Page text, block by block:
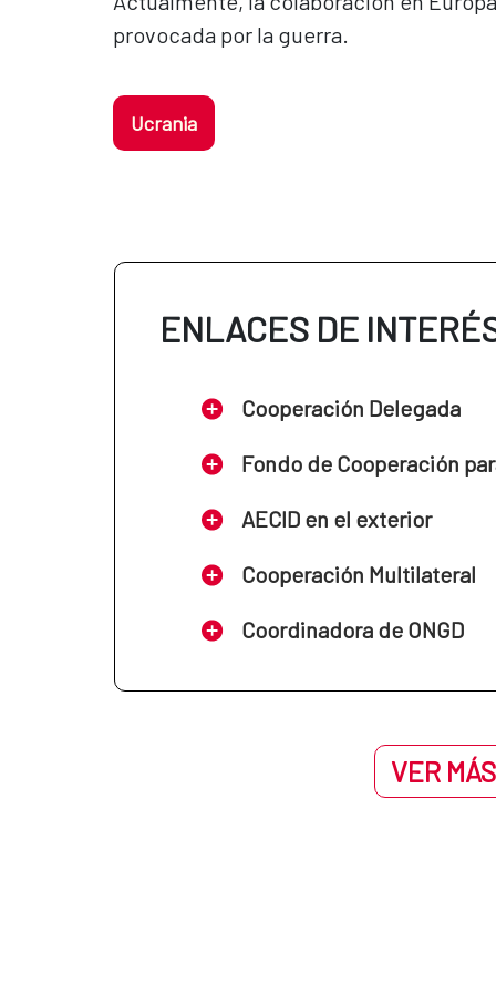
provocada por la guerra.
Ucrania
ENLACES DE
Cooperación Delegada
Fondo de Cooperación
AECID en el exterior
Cooperación Multilateral
Coordinadora de ONGD
VER